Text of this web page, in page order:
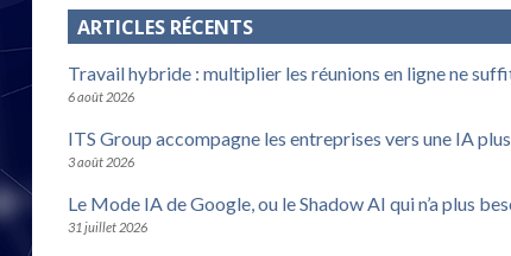
ARTICLES RÉCENTS
Travail hybride : multiplier les réunions en ligne ne
6 août 2026
ITS Group accompagne les entreprises vers une IA
3 août 2026
Le Mode IA de Google, ou le Shadow AI qui n’a plus
31 juillet 2026